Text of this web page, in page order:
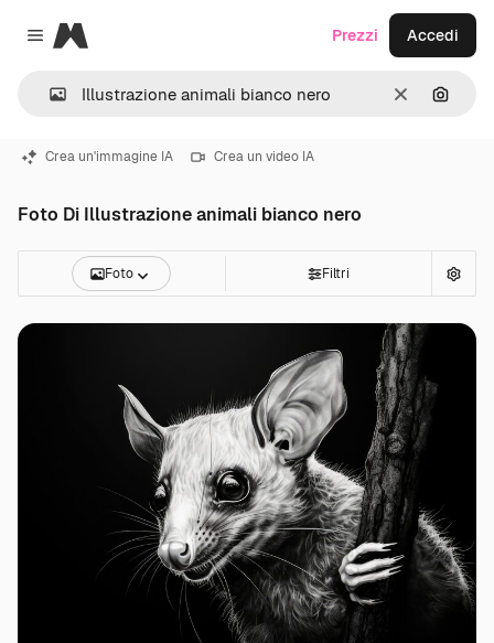
Close menu
Magnific
CancellaCerca
Prezzi Accedi
Crea un'immagine IA Crea un video IA
Foto Di Illustrazione animali bianco nero
Foto Filtri